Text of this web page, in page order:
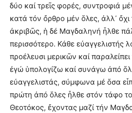
δύο καί τρεῖς φορές, συντροφιά
κατά τόν ὄρθρο μέν ὅλες, ἀλλ᾿ ὄχι
ἀκριβῶς, ἡ δέ Μαγδαληνή ἦλθε
περισσότερο. Κάθε εὐαγγελιστής
προέλευσι μερικῶν καί
ἐγώ ὑπολογίζω καί συνάγω ἀπό
εὐαγγελιστάς, σύμφωνα μέ ὅσα
πρώτη ἀπό ὅλες ἦλθε στόν τάφο
Θεοτόκος, ἔχοντας μαζί τήν